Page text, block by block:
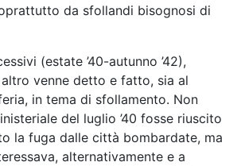
da sfollandi bisognosi di
(estate ’40-autunno ’42),
venne detto e fatto, sia al
in tema di sfollamento. Non
del luglio ’40 fosse riuscito
la fuga dalle città bombardate, ma
alternativamente e a